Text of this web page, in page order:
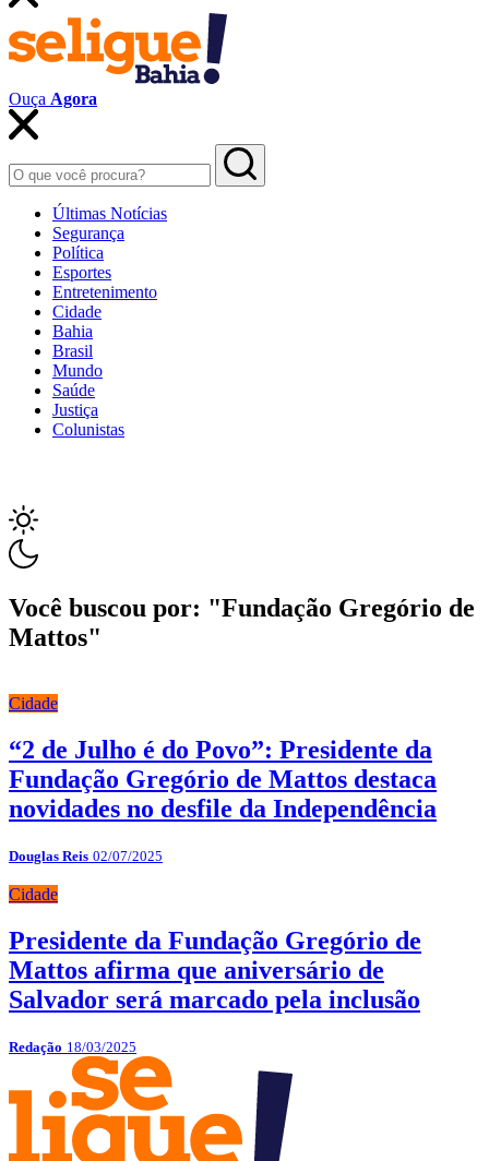
Ouça Agora
Últimas Notícias
Segurança
Política
Esportes
Entretenimento
Cidade
Bahia
Brasil
Mundo
Saúde
Justiça
Colunistas
Você buscou por: "Fundação Gregório de
Mattos"
Cidade
“2 de Julho é do Povo”: Presidente da
Fundação Gregório de Mattos destaca
novidades no desfile da Independência
Douglas Reis 02/07/2025
Cidade
Presidente da Fundação Gregório de
Mattos afirma que aniversário de
Salvador será marcado pela inclusão
Redação 18/03/2025